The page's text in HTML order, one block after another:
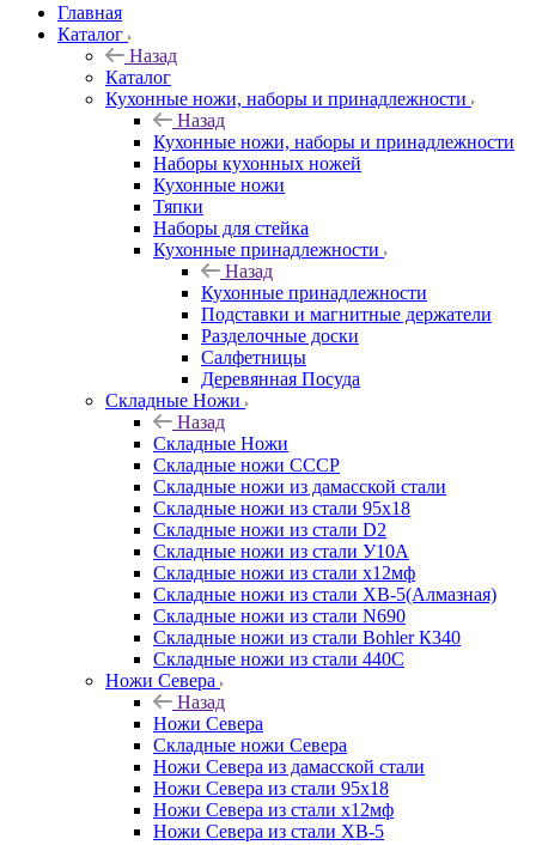
Главная
Каталог
Назад
Каталог
Кухонные ножи, наборы и принадлежности
Назад
Кухонные ножи, наборы и принадлежности
Наборы кухонных ножей
Кухонные ножи
Тяпки
Наборы для стейка
Кухонные принадлежности
Назад
Кухонные принадлежности
Подставки и магнитные держатели
Разделочные доски
Салфетницы
Деревянная Посуда
Складные Ножи
Назад
Складные Ножи
Cкладные ножи СССР
Складные ножи из дамасской стали
Складные ножи из стали 95х18
Складные ножи из стали D2
Складные ножи из стали У10А
Складные ножи из стали х12мф
Складные ножи из стали ХВ-5(Алмазная)
Складные ножи из стали N690
Складные ножи из стали Bohler К340
Складные ножи из стали 440С
Ножи Севера
Назад
Ножи Севера
Складные ножи Севера
Ножи Севера из дамасской стали
Ножи Севера из стали 95х18
Ножи Севера из стали х12мф
Ножи Севера из стали ХВ-5